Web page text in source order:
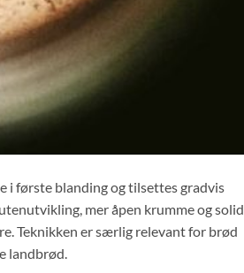
i første blanding og tilsettes gradvis
mer åpen krumme og solid
Teknikken er særlig relevant for brød
landbrød.